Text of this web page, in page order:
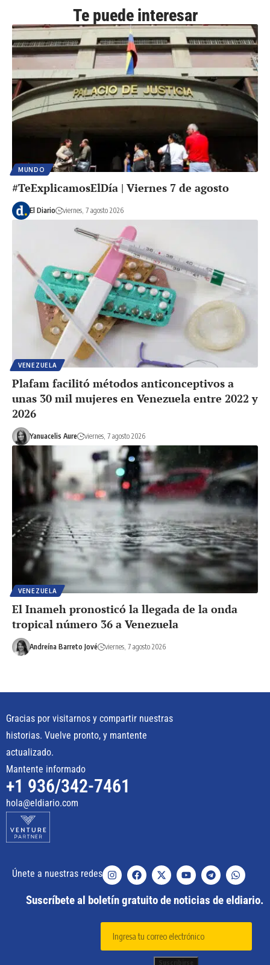
Te puede interesar
MUNDO
#TeExplicamosElDía | Viernes 7 de agosto
El Diario viernes, 7 agosto 2026
VENEZUELA
Plafam facilitó métodos anticonceptivos a
unas 30 mil mujeres en Venezuela entre 2022 y
2026
Yanuacelis Aure viernes, 7 agosto 2026
VENEZUELA
El Inameh pronosticó la llegada de la onda
tropical número 36 a Venezuela
Andreína Barreto Jové viernes, 7 agosto 2026
Gracias por visitarnos y compartir nuestras
historias. Vuelve pronto, y mantente
actualizado.
Mantente informado
+1 936/342-7461
hola@eldiario.com
Únete a nuestras redes
Suscríbete al boletín gratuito de noticias de eldiario.